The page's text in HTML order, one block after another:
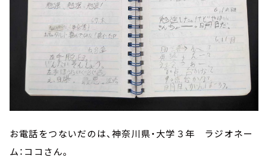
お電話をつないだのは、神奈川県・大学３年 ラジオネー
ム：ココさん。